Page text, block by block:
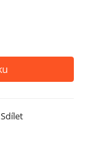
Sdílet